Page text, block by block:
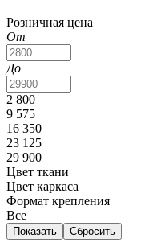
Розничная цена
От
До
2 800
9 575
16 350
23 125
29 900
Цвет ткани
Цвет каркаса
Формат крепления
Все